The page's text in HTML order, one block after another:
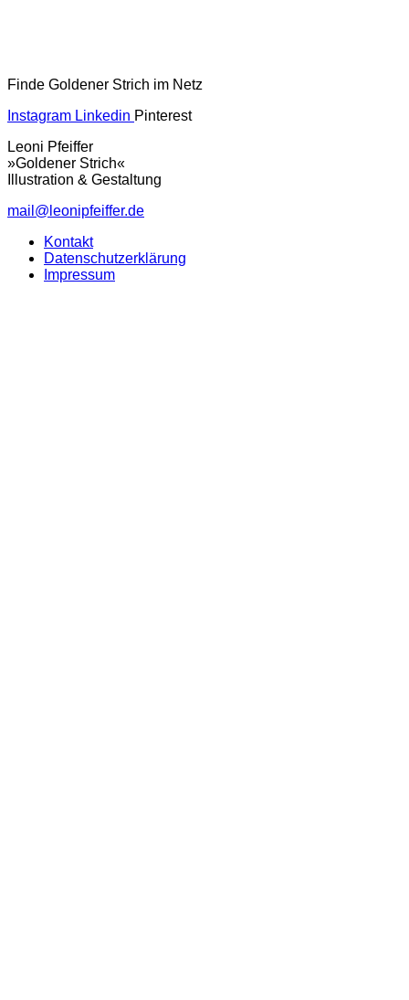
Finde Goldener Strich im Netz
Instagram Linkedin Pinterest
Leoni Pfeiffer
»Goldener Strich«
Illustration & Gestaltung
mail@leonipfeiffer.de
Kontakt
Datenschutzerklärung
Impressum